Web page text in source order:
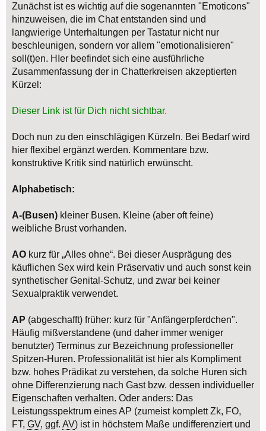
Zunächst ist es wichtig auf die sogenannten "Emoticons"
hinzuweisen, die im Chat entstanden sind und
langwierige Unterhaltungen per Tastatur nicht nur
beschleunigen, sondern vor allem "emotionalisieren"
soll(t)en. HIer beefindet sich eine ausführliche
Zusammenfassung der in Chatterkreisen akzeptierten
Kürzel:
Dieser Link ist für Dich nicht sichtbar.
Doch nun zu den einschlägigen Kürzeln. Bei Bedarf wird
hier flexibel ergänzt werden. Kommentare bzw.
konstruktive Kritik sind natürlich erwünscht.
Alphabetisch:
A-(Busen) kleiner Busen. Kleine (aber oft feine)
weibliche Brust vorhanden.
AO kurz für „Alles ohne“. Bei dieser Ausprägung des
käuflichen Sex wird kein Präservativ und auch sonst kein
synthetischer Genital-Schutz, und zwar bei keiner
Sexualpraktik verwendet.
AP (abgeschafft) früher: kurz für "Anfängerpferdchen".
Häufig mißverstandene (und daher immer weniger
benutzter) Terminus zur Bezeichnung professioneller
Spitzen-Huren. Professionalität ist hier als Kompliment
bzw. hohes Prädikat zu verstehen, da solche Huren sich
ohne Differenzierung nach Gast bzw. dessen individueller
Eigenschaften verhalten. Oder anders: Das
Leistungsspektrum eines AP (zumeist komplett Zk, FO,
FT, GV, ggf. AV) ist in höchstem Maße undifferenziert und